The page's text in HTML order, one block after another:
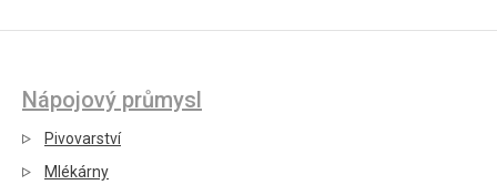
Nápojový průmysl
Pivovarství
Mlékárny